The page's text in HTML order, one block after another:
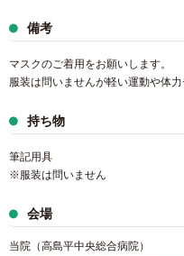
備考
マスクのご着用をお願いします。
服装は問いませんが軽い運動や体力
持ち物
筆記用具
※服装は問いません
会場
当院（高島平中央総合病院）